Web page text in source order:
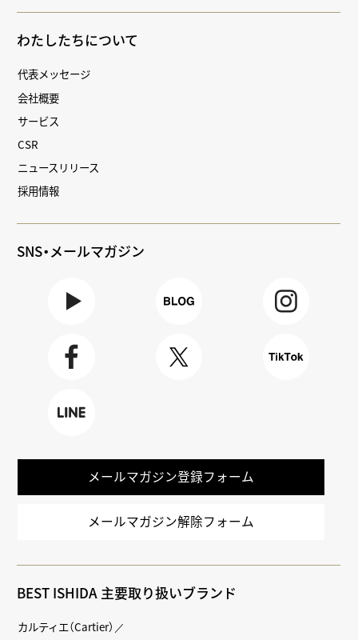
わたしたちについて
代表メッセージ
会社概要
サービス
CSR
ニュースリリース
採用情報
SNS・メールマガジン
メールマガジン登録フォーム
メールマガジン解除フォーム
BEST ISHIDA 主要取り扱いブランド
カルティエ（Cartier）